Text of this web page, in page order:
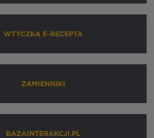
WTYCZKA E-RECEPTA
ZAMIENNIKI
BAZAINTERAKCJI.PL